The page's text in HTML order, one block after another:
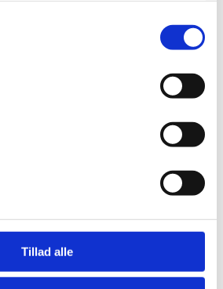
Tillad alle
VSOP, Grand Classic